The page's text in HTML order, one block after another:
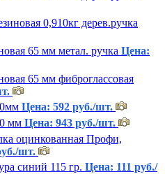
0,910кг дерев.ручка
65 мм метал. ручка Цена:
65 мм фиброглассовая
Цена: 592 руб./шт.
мм Цена: 943 руб./шт.
оцинкованная Профи,
шт.
синий 115 гр. Цена: 111 руб./